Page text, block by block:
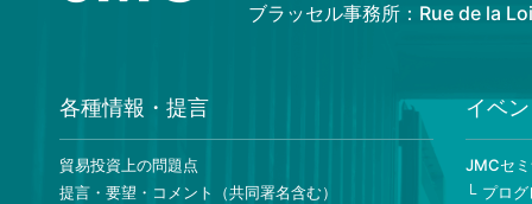
ブラッセル事務所：Rue de la
各種情報・提言
貿易投資上の問題点
提言・要望・コメント（共同署名含む）
イベ
JMCセ
プロ